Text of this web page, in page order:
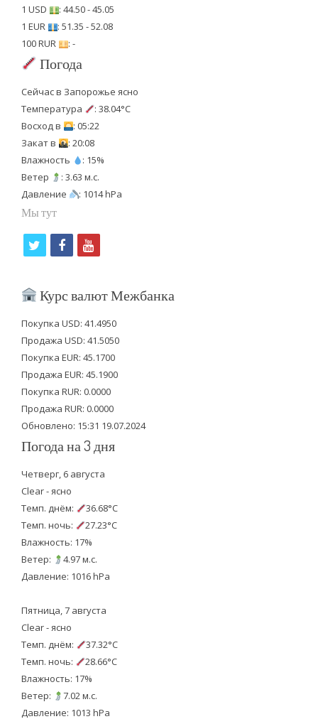
1 USD
: 44.50 - 45.05
1 EUR
: 51.35 - 52.08
100 RUR
: -
Погода
Сейчас в Запорожье ясно
Температура
: 38.04°C
Восход в
: 05:22
Закат в
: 20:08
Влажность
: 15%
Ветер
: 3.63 м.с.
Давление
: 1014 hPa
Мы тут
i
t
e
r
f
c
b
o
o
k
y
u
u
b
e
Курс валют Межбанка
Покупка USD: 41.4950
Продажа USD: 41.5050
Покупка EUR: 45.1700
Продажа EUR: 45.1900
Покупка RUR: 0.0000
Продажа RUR: 0.0000
Обновлено: 15:31 19.07.2024
Погода на 3 дня
Четверг, 6 августа
Clear - ясно
Темп. днём:
36.68°C
Темп. ночь:
27.23°C
Влажность: 17%
Ветер:
4.97 м.с.
Давление: 1016 hPa
Пятница, 7 августа
Clear - ясно
Темп. днём:
37.32°C
Темп. ночь:
28.66°C
Влажность: 17%
Ветер:
7.02 м.с.
Давление: 1013 hPa